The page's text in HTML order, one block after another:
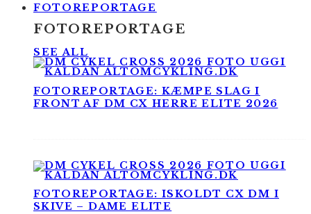
FOTOREPORTAGE
FOTOREPORTAGE
SEE ALL
FOTOREPORTAGE: KÆMPE SLAG I
FRONT AF DM CX HERRE ELITE 2026
FOTOREPORTAGE: ISKOLDT CX DM I
SKIVE – DAME ELITE